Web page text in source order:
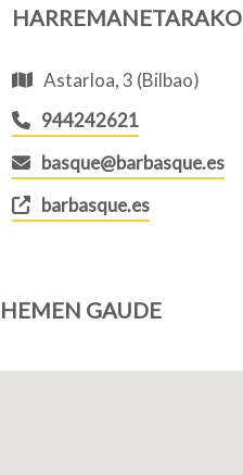
HARREMANETARAKO
Astarloa, 3 (Bilbao)
944242621
basque@barbasque.es
barbasque.es
HEMEN GAUDE